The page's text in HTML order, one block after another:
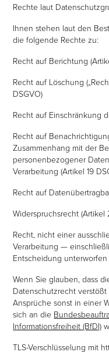
Rechte laut
Ihnen stehen laut den
die folgende Rechte zu:
Recht auf Berichtung
Recht auf Löschung
DSGVO)
Recht auf Einschränkung
Recht auf
Zusammenhang mit der
personenbezogener
Verarbeitung (Artikel 19
Recht auf
Widerspruchsrecht (Artikel
Recht, nicht einer
Verarbeitung —
Entscheidung
Wenn Sie glauben, dass
Datenschutzrecht
Ansprüche sonst in einer
sich an die
Informationsfreiheit (BfDI)
TLS-Verschlüsselung mit